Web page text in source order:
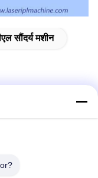
सौंदर्य मशीन